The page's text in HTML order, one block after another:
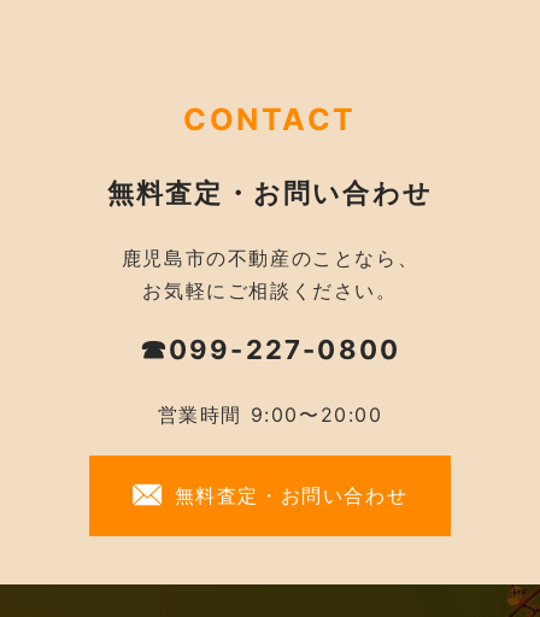
CONTACT
無料査定・お問い合わせ
鹿児島市の不動産のことなら、
お気軽にご相談ください。
☎099-227-0800
営業時間 9:00〜20:00
無料査定・お問い合わせ